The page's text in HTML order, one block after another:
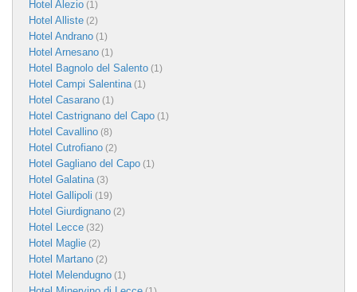
Hotel Alezio (1)
Hotel Alliste (2)
Hotel Andrano (1)
Hotel Arnesano (1)
Hotel Bagnolo del Salento (1)
Hotel Campi Salentina(1)
Hotel Casarano (1)
Hotel Castrignano del Capo (1)
Hotel Cavallino (8)
Hotel Cutrofiano (2)
Hotel Gagliano del Capo (1)
Hotel Galatina(3)
Hotel Gallipoli (19)
Hotel Giurdignano (2)
Hotel Lecce (32)
Hotel Maglie (2)
Hotel Martano (2)
Hotel Melendugno (1)